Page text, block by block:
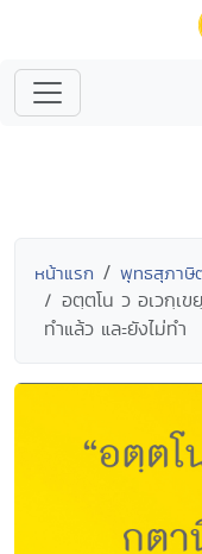
หน้าแรก พุทธสุภาษิ
อตฺตโน ว อเวกฺเ
ทำแล้ว และยังไม่ทำ